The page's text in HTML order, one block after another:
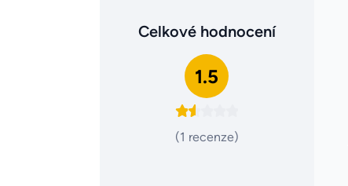
Celkové hodnocení
1.5
(1 recenze)